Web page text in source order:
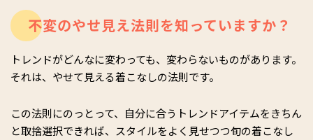
http://onnamind.net/
不変のやせ見え法則を知っていますか？
トレンドがどんなに変わっても、変わらないものがあります。
それは、やせて見える着こなしの法則です。
この法則にのっとって、自分に合うトレンドアイテムをきちん
と取捨選択できれば、スタイルをよく見せつつ旬の着こなし